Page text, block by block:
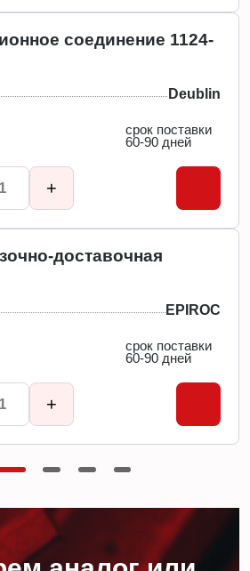
соединение 1124-
Deublin
срок поставки
60-90 дней
+
доставочная
EPIROC
срок поставки
60-90 дней
+